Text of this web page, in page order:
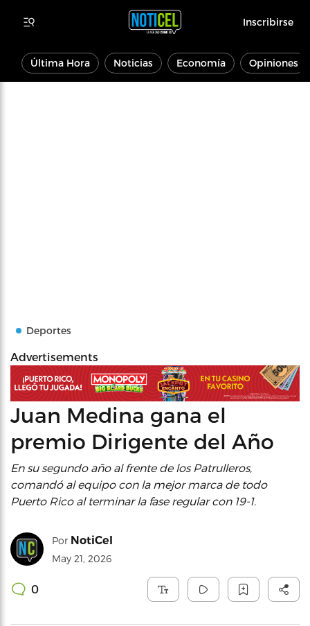
Inscribirse
Última Hora Noticias Economía Opiniones
Deportes
Advertisements
Juan Medina gana el
premio Dirigente del Año
En su segundo año al frente de los Patrulleros,
comandó al equipo con la mejor marca de todo
Puerto Rico al terminar la fase regular con 19-1.
Por NotiCel
May 21, 2026
0